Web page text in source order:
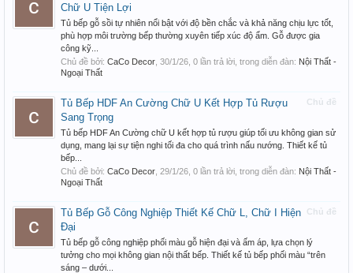
Chữ U Tiện Lợi
Tủ bếp gỗ sồi tự nhiên nổi bật với độ bền chắc và khả năng chịu lực tốt,
phù hợp môi trường bếp thường xuyên tiếp xúc độ ẩm. Gỗ được gia
công kỹ...
Chủ đề bởi: CaCo Decor 30/1/26 , 0 lần trả lời, trong diễn đàn: Nội Thất -
Ngoại Thất
Chủ đề
Tủ Bếp HDF An Cường Chữ U Kết Hợp Tủ Rượu
Sang Trọng
Tủ bếp HDF An Cường chữ U kết hợp tủ rượu giúp tối ưu không gian sử
dụng, mang lại sự tiện nghi tối đa cho quá trình nấu nướng. Thiết kế tủ
bếp...
Chủ đề bởi: CaCo Decor 29/1/26 , 0 lần trả lời, trong diễn đàn: Nội Thất -
Ngoại Thất
Chủ đề
Tủ Bếp Gỗ Công Nghiệp Thiết Kế Chữ L, Chữ I Hiện
Đại
Tủ bếp gỗ công nghiệp phối màu gỗ hiện đại và ấm áp, lựa chọn lý
tưởng cho mọi không gian nội thất bếp. Thiết kế tủ bếp phối màu “trên
sáng – dưới...